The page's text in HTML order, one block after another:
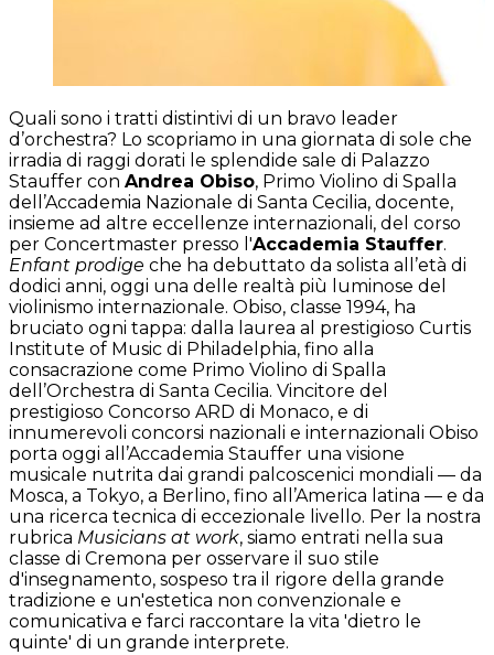
Quali sono i tratti distintivi di un bravo leader
d’orchestra? Lo scopriamo in una giornata di sole che
irradia di raggi dorati le splendide sale di Palazzo
Stauffer con Andrea Obiso, Primo Violino di Spalla
dell’Accademia Nazionale di Santa Cecilia, docente,
insieme ad altre eccellenze internazionali, del corso
per Concertmaster presso l'Accademia Stauffer.
Enfant prodige che ha debuttato da solista all’età di
dodici anni, oggi una delle realtà più luminose del
violinismo internazionale. Obiso, classe 1994, ha
bruciato ogni tappa: dalla laurea al prestigioso Curtis
Institute of Music di Philadelphia, fino alla
consacrazione come Primo Violino di Spalla
dell’Orchestra di Santa Cecilia. Vincitore del
prestigioso Concorso ARD di Monaco, e di
innumerevoli concorsi nazionali e internazionali Obiso
porta oggi all’Accademia Stauffer una visione
musicale nutrita dai grandi palcoscenici mondiali — da
Mosca, a Tokyo, a Berlino, fino all’America latina — e da
una ricerca tecnica di eccezionale livello. Per la nostra
rubrica Musicians at work, siamo entrati nella sua
classe di Cremona per osservare il suo stile
d'insegnamento, sospeso tra il rigore della grande
tradizione e un'estetica non convenzionale e
comunicativa e farci raccontare la vita 'dietro le
quinte' di un grande interprete.